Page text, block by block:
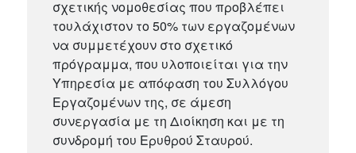
σχετικής νομοθεσίας που προβλέπει
τουλάχιστον το 50% των εργαζομένων
να συμμετέχουν στο σχετικό
πρόγραμμα, που υλοποιείται για την
Υπηρεσία με απόφαση του Συλλόγου
Εργαζομένων της, σε άμεση
συνεργασία με τη Διοίκηση και με τη
συνδρομή του Ερυθρού Σταυρού.